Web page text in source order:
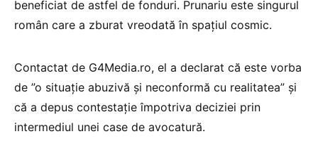
beneficiat de astfel de fonduri. Prunariu este singurul
român care a zburat vreodată în spațiul cosmic.
Contactat de G4Media.ro, el a declarat că este vorba
de ”o situație abuzivă și neconformă cu realitatea” și
că a depus contestație împotriva deciziei prin
intermediul unei case de avocatură.